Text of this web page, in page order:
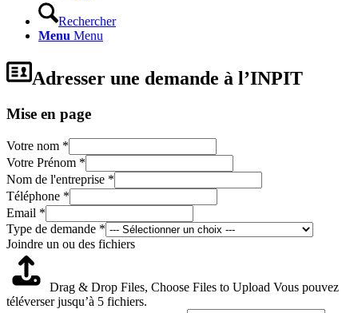
Rechercher
Menu Menu
Adresser une demande à l’INPIT
Mise en page
Votre nom *
Votre Prénom *
Nom de l'entreprise *
Téléphone *
Email *
Type de demande *
de
page
des
Joindre un ou des fichiers
Drag & Drop Files, Choose Files to Upload Vous pouvez
téléverser jusqu’à 5 fichiers.